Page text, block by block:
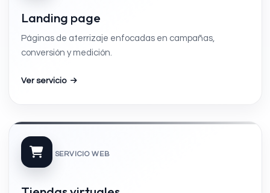
Landing page
Páginas de aterrizaje enfocadas en campañas,
conversión y medición.
Ver servicio
SERVICIO WEB